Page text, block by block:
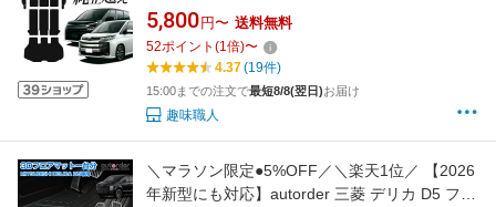
ト ラグマット 運転席 助手席 後部座席 全席 7人
乗り 8人乗り ブラック 高級 汚れ 内装 車用品
ガソリン ハイブリッド 【日本企画】Lot No.03
5,800 円〜 送料無料
52ポイント (1倍)〜
4.37(19件)
15:00までの注文で最短8/8(翌日)お届け
趣味職人
＼マラソン限定●5%OFF／＼楽天1位／ 【2026
年新型にも対応】autorder 三菱 デリカ D5 フロ